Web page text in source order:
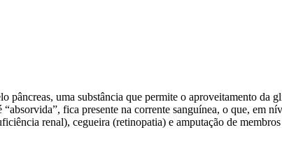
uma substância que permite o aproveitamento da
fica presente na corrente sanguínea, o que, em
renal), cegueira (retinopatia) e amputação de